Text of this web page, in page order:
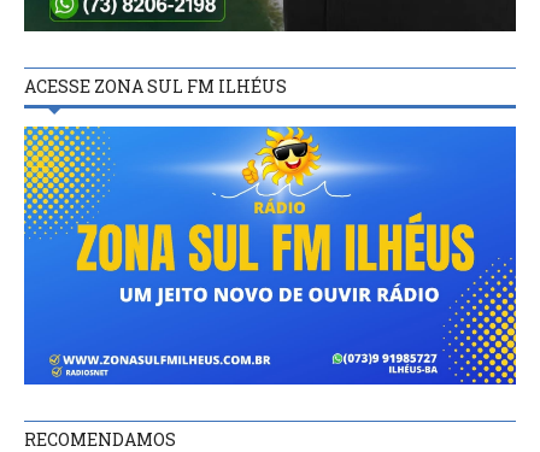
ACESSE ZONA SUL FM ILHÉUS
RECOMENDAMOS